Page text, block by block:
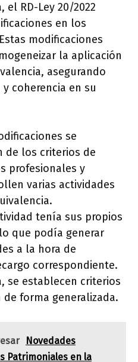
el RD-Ley 20/2022
en los
modificaciones
la aplicación
asegurando
coherencia en su
se
de los criterios de
profesionales y
varias actividades
tenía sus propios
que podía generar
a la hora de
correspondiente.
se establecen criterios
forma generalizada.
Novedades
Patrimoniales en la